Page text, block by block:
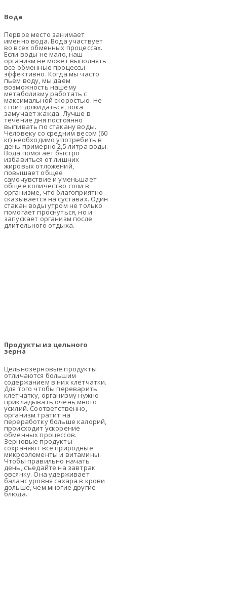
Вода
Первое место занимает
именно вода. Вода участвует
во всех обменных процессах.
Если воды не мало, наш
организм не может выполнять
все обменные процессы
эффективно. Когда мы часто
пьем воду, мы даем
возможность нашему
метаболизму работать с
максимальной скоростью. Не
стоит дожидаться, пока
замучает жажда. Лучше в
течение дня постоянно
выпивать по стакану воды.
Человеку со средним весом (60
кг) необходимо употребить в
день примерно 2,5 литра воды.
Вода помогает быстро
избавиться от лишних
жировых отложений,
повышает общее
самочувствие и уменьшает
общее количество соли в
организме, что благоприятно
сказывается на суставах. Один
стакан воды утром не только
помогает проснуться, но и
запускает организм после
длительного отдыха.
Продукты из цельного
зерна
Цельнозерновые продукты
отличаются большим
содержанием в них клетчатки.
Для того чтобы переварить
клетчатку, организму нужно
прикладывать очень много
усилий. Соответственно,
организм тратит на
переработку больше калорий,
происходит ускорение
обменных процессов.
Зерновые продукты
сохраняют все природные
микроэлементы и витамины.
Чтобы правильно начать
день, съедайте на завтрак
овсянку. Она удерживает
баланс уровня сахара в крови
дольше, чем многие другие
блюда.